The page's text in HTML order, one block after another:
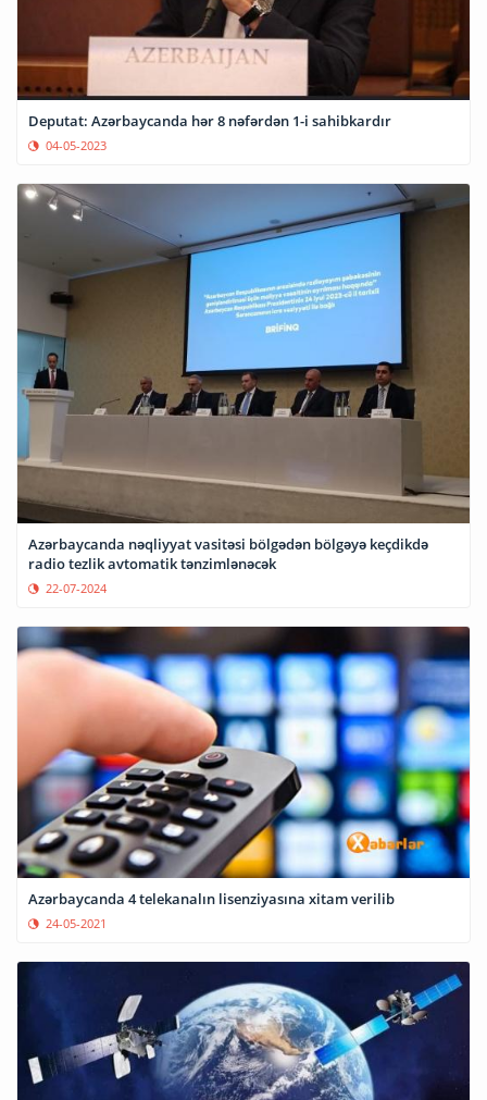
Deputat: Azərbaycanda hər 8 nəfərdən 1-i sahibkardır
04-05-2023
Azərbaycanda nəqliyyat vasitəsi bölgədən bölgəyə keçdikdə
radio tezlik avtomatik tənzimlənəcək
22-07-2024
Azərbaycanda 4 telekanalın lisenziyasına xitam verilib
24-05-2021